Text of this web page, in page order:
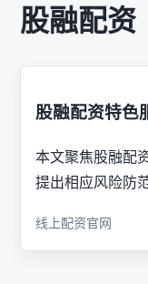
股融配资
股融配资特色
本文聚焦股融配
提出相应风险防
线上配资官网